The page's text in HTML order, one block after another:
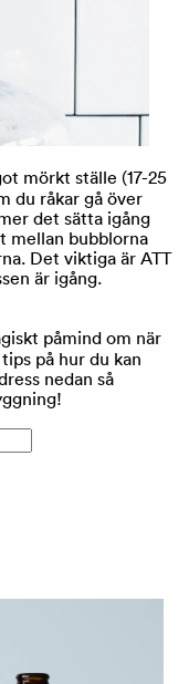
mörkt ställe (17-25
du råkar gå över
det sätta igång
mellan bubblorna
Det viktiga är ATT
är igång.
påmind om när
på hur du kan
nedan så